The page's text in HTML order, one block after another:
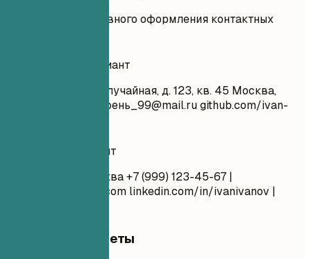
Примеры эффективного оформления контактных
Неудачный вариант
Иван Иванов ул. Случайная, д. 123, кв. 45 Москва,
123456 крутой_парень_99@mail.rugithub.com/ivan-
Удачный вариант
Иван Иванов Москва +7 (999) 123-45-67 |
ivan.ivanov@email.com linkedin.com/in/ivanivanov |
Короткие советы